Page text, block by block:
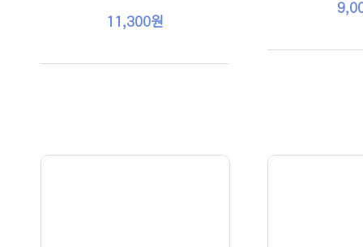
11,300원